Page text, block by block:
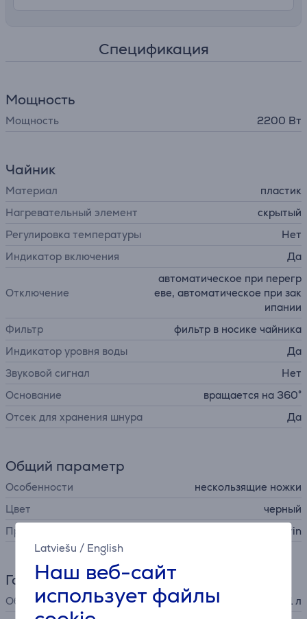
Latviešu / English
Наш веб-сайт
использует файлы
Спецификация
Мощность
Мощность 2200 Вт
Чайник
Материал
пластик
Нагревательный элемент
cкрытый
Регулировка температуры
Нет
Индикатор включения
Да
Отключение
автоматическое при перегр
еве, автоматическое при зак
ипании
Фильтр
фильтр в носике чайника
Индикатор уровня воды
Да
Звуковой сигнал
Нет
Основание
вращается на 360°
Отсек для хранения шнура
Да
Общий параметр
Особенности
нескользящие ножки
Цвет
черный
Производитель
Severin
Габариты
Общий объем
1 л